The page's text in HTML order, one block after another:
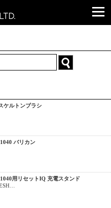
ケルトンブラシ
バリカン
用リセットIQ 充電スタンド